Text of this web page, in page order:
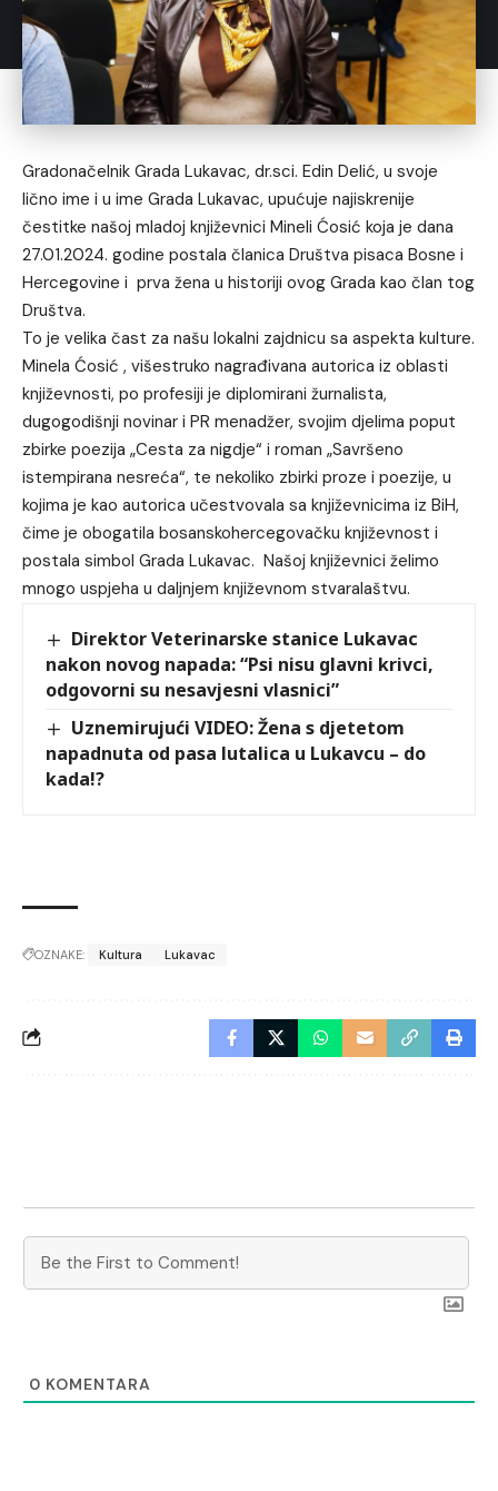
Gradonačelnik Grada Lukavac, dr.sci. Edin Delić, u svoje
lično ime i u ime Grada Lukavac, upućuje najiskrenije
čestitke našoj mladoj književnici Mineli Ćosić koja je dana
27.01.2024. godine postala članica Društva pisaca Bosne i
Hercegovine i prva žena u historiji ovog Grada kao član tog
Društva.
To je velika čast za našu lokalni zajdnicu sa aspekta kulture.
Minela Ćosić , višestruko nagrađivana autorica iz oblasti
književnosti, po profesiji je diplomirani žurnalista,
dugogodišnji novinar i PR menadžer, svojim djelima poput
zbirke poezija „Cesta za nigdje“ i roman „Savršeno
istempirana nesreća“, te nekoliko zbirki proze i poezije, u
kojima je kao autorica učestvovala sa književnicima iz BiH,
čime je obogatila bosanskohercegovačku književnost i
postala simbol Grada Lukavac. Našoj književnici želimo
mnogo uspjeha u daljnjem književnom stvaralaštvu.
Direktor Veterinarske stanice Lukavac
nakon novog napada: “Psi nisu glavni krivci,
odgovorni su nesavjesni vlasnici”
Uznemirujući VIDEO: Žena s djetetom
napadnuta od pasa lutalica u Lukavcu – do
kada!?
OZNAKE: Kultura Lukavac
0 KOMENTARA